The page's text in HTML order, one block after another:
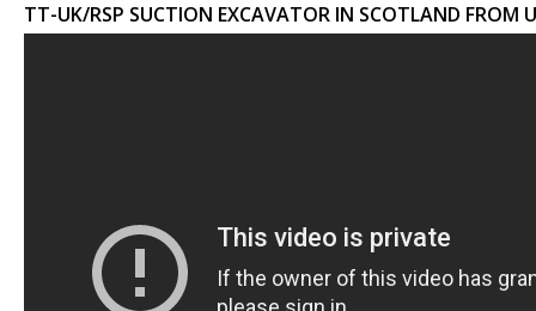
TT-UK/RSP SUCTION EXCAVATOR IN SCOTLAND FROM